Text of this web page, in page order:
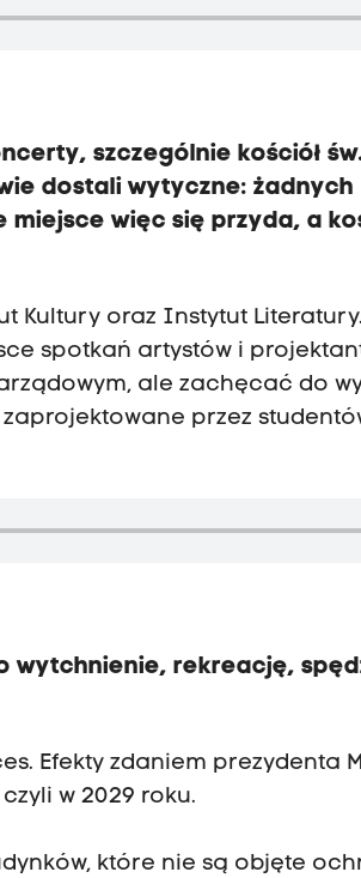
szczególnie kościół
dostali wytyczne: żadnych
więc się przyda, a
Kultury oraz Instytut
spotkań artystów i
ale zachęcać do
przez
wytchnienie, rekreację,
Efekty zdaniem prezydenta
w 2029 roku.
które nie są objęte